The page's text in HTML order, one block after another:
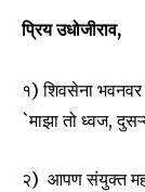
प्रिय उधोजीराव,
१) शिवसेना
`माझा तो ध्वज,
२) आपण संयुक्त